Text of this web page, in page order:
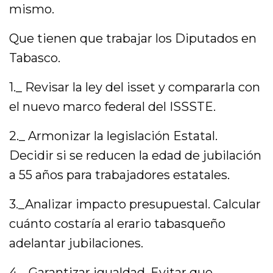
mismo.
Que tienen que trabajar los Diputados en
Tabasco.
1._ Revisar la ley del isset y compararla con
el nuevo marco federal del ISSSTE.
2._ Armonizar la legislación Estatal.
Decidir si se reducen la edad de jubilación
a 55 años para trabajadores estatales.
3._Analizar impacto presupuestal. Calcular
cuánto costaría al erario tabasqueño
adelantar jubilaciones.